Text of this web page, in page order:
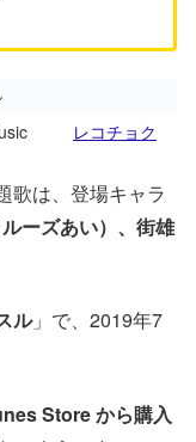
レコチョク
歌は、登場キャラ
ーズあい）、街雄
ル」で、2019年7
Store から購入